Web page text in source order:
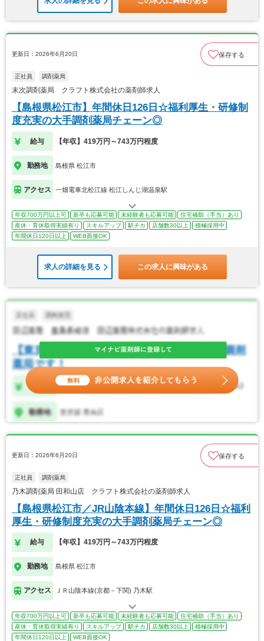
更新日：2026年6月20日 保存する
正社員 調剤薬局
末次調剤薬局 クラフト株式会社の薬剤師求人
【島根県松江市】年間休日126日☆福利厚生・研修制
度充実の大手調剤薬局チェーン◎
給与 【年収】419万円～743万円程度
勤務地 島根県 松江市
アクセス 一畑電車北松江線 松江しんじ湖温泉駅
年収700万円以上可 新卒も応募可能 未経験者も応募可能
住宅補助（手当）あり
産休・育休取得実績有り
スキルアップ 駅チカ 店舗数30以上
積極採用中
年間休日120日以上
WEB面接OK
求人の詳細を見る この求人に興味がある
更新日：2026年6月20日 保存する
正社員 調剤薬局
乃木調剤薬局 田和山店 クラフト株式会社の薬剤師求人
【島根県松江市／JR山陰本線】年間休日126日☆福利
厚生・研修制度充実の大手調剤薬局チェーン◎
給与 【年収】419万円～743万円程度
勤務地 島根県 松江市
アクセス ＪＲ山陰本線(京都－下関) 乃木駅
年収700万円以上可 新卒も応募可能 未経験者も応募可能
住宅補助（手当）あり
産休・育休取得実績有り
スキルアップ 駅チカ 店舗数30以上
積極採用中
年間休日120日以上
WEB面接OK